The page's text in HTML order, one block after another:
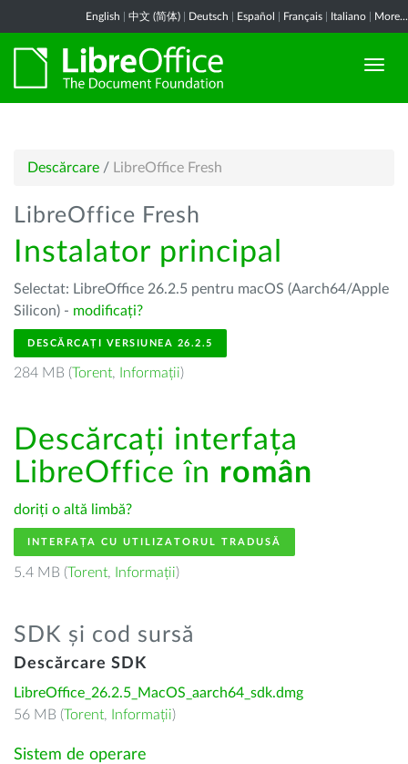
English 中文 (简体) Deutsch Español Français Italiano More...
Descărcare / LibreOffice Fresh
LibreOffice Fresh
Instalator principal
Selectat: LibreOffice 26.2.5 pentru macOS (Aarch64/Apple
Silicon) - modificați?
DESCĂRCAȚI VERSIUNEA 26.2.5
284 MB (Torent, Informații)
Descărcați interfața
LibreOffice în român
doriți o altă limbă?
INTERFAȚA CU UTILIZATORUL TRADUSĂ
5.4 MB (Torent, Informații)
SDK și cod sursă
Descărcare SDK
LibreOffice_26.2.5_MacOS_aarch64_sdk.dmg
56 MB (Torent, Informații)
Sistem de operare